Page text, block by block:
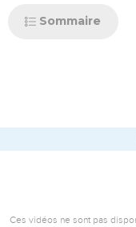
Sommaire
Ces vidéos ne sont pas